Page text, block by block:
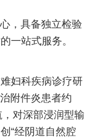
，具备独立检验
一站式服务。
妇科疾病诊疗研
附件炎患者约
对深部浸润型输
“经阴道自然腔